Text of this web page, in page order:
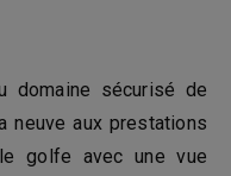
domaine sécurisé de
neuve aux prestations
golfe avec une vue